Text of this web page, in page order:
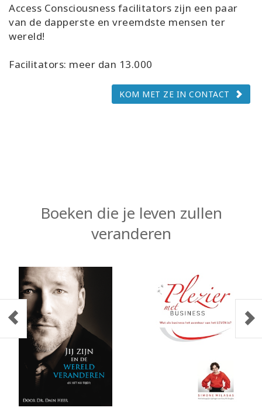
Access Consciousness facilitators zijn een paar
van de dapperste en vreemdste mensen ter
wereld!
Facilitators: meer dan 13.000
KOM MET ZE IN CONTACT
Boeken die je leven zullen
veranderen